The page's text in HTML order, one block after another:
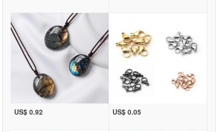
US$ 0.92 US$ 0.05